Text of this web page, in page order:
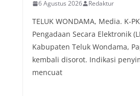
6 Agustus 2026 Redaktur
TELUK WONDAMA, Media. K-
Pengadaan Secara Elektronik
Kabupaten Teluk Wondama,
kembali disorot. Indikasi
mencuat